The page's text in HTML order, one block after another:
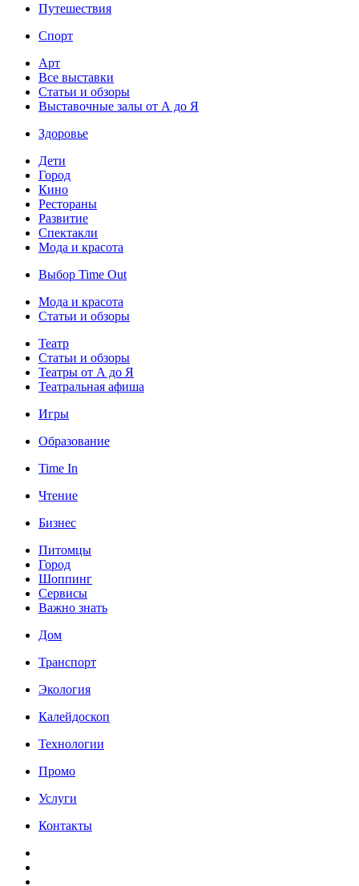
Путешествия
Спорт
Арт
Все выставки
Статьи и обзоры
Выставочные залы от А до Я
Здоровье
Дети
Город
Кино
Рестораны
Развитие
Спектакли
Мода и красота
Выбор Time Out
Мода и красота
Статьи и обзоры
Театр
Статьи и обзоры
Театры от А до Я
Театральная афиша
Игры
Образование
Time In
Чтение
Бизнес
Питомцы
Город
Шоппинг
Сервисы
Важно знать
Дом
Транспорт
Экология
Калейдоскоп
Технологии
Промо
Услуги
Контакты